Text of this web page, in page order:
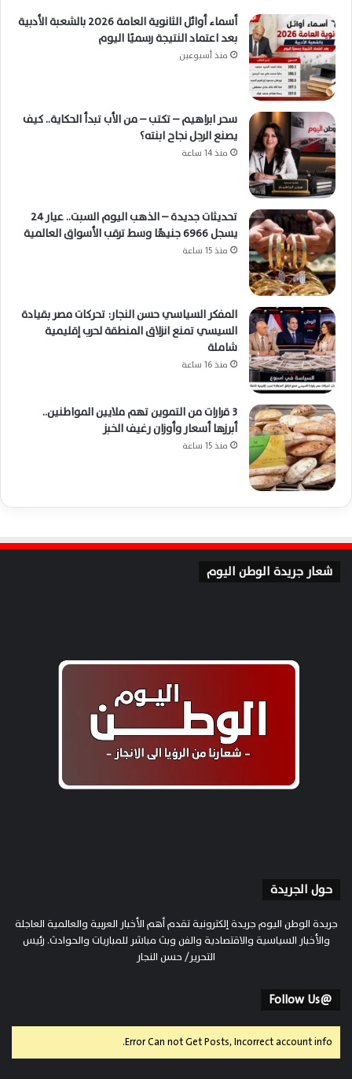
أسماء أوائل الثانوية العامة 2026 بالشعبة الأدبية
بعد اعتماد النتيجة رسميًا اليوم
منذ أسبوعين
سحر ابراهيم – تكتب – من الأب تبدأ الحكاية.. كيف
يصنع الرجل نجاح ابنته؟
منذ 14 ساعة
تحديثات جديدة – الذهب اليوم السبت.. عيار 24
يسجل 6966 جنيهًا وسط ترقب الأسواق العالمية
منذ 15 ساعة
المفكر السياسي حسن النجار: تحركات مصر بقيادة
السيسي تمنع انزلاق المنطقة لحرب إقليمية
شاملة
منذ 16 ساعة
3 قرارات من التموين تهم ملايين المواطنين..
أبرزها أسعار وأوزان رغيف الخبز
منذ 15 ساعة
شعار جريدة الوطن اليوم
حول الجريدة
جريدة الوطن اليوم جريدة إلكترونية تقدم أهم الأخبار العربية والعالمية العاجلة
والأخبار السياسية والاقتصادية والفن وبث مباشر للمباريات والحوادث. رئيس
التحرير/ حسن النجار
@Follow Us
Error Can not Get Posts, Incorrect account info.